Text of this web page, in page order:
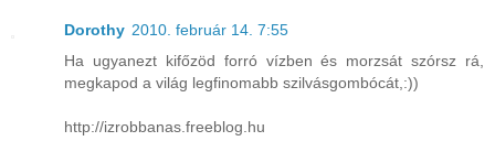
Dorothy 2010. február 14. 7:55
Ha ugyanezt kifőzöd forró vízben és morzsát szórsz rá,
megkapod a világ legfinomabb szilvásgombócát,:))
http://izrobbanas.freeblog.hu